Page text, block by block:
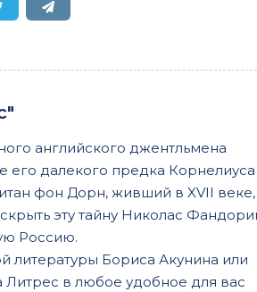
английского джентльмена
его далекого предка
фон Дорн, живший в XVII веке,
эту тайну Николас
Россию.
литературы Бориса Акунина или
Литрес в любое удобное для вас